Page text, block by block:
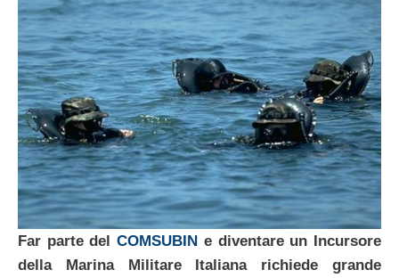
Far parte delCOMSUBIN e diventare un Incursore
della Marina Militare Italiana richiede grande